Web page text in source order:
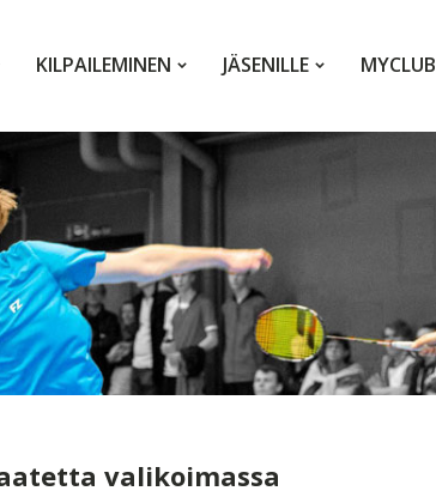
KILPAILEMINEN JÄSENILLE MYCLUB
valikoimassa